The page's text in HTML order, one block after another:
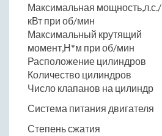
Максимальная мощность,л.с./
кВт при об/мин
Максимальный крутящий
момент,Н*м при об/мин
Расположение цилиндров
Количество цилиндров
Число клапанов на цилиндр
Система питания двигателя
Степень сжатия